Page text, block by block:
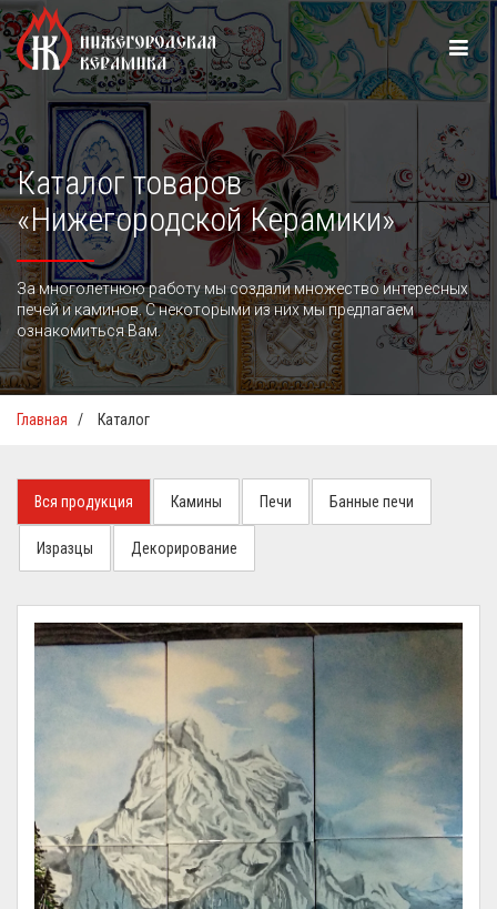
Каталог товаров
«Нижегородской Керамики»
За многолетнюю работу мы создали множество интересных
печей и каминов. С некоторыми из них мы предлагаем
ознакомиться Вам.
Главная / Каталог
Вся продукция Камины Печи Банные печи
Изразцы Декорирование